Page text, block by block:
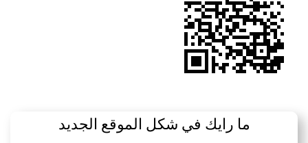
ما رايك في شكل الموقع الجديد